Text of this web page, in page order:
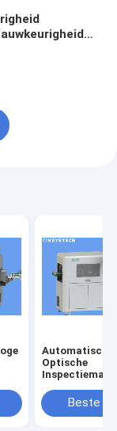
Automatische
Optische
de
Beste